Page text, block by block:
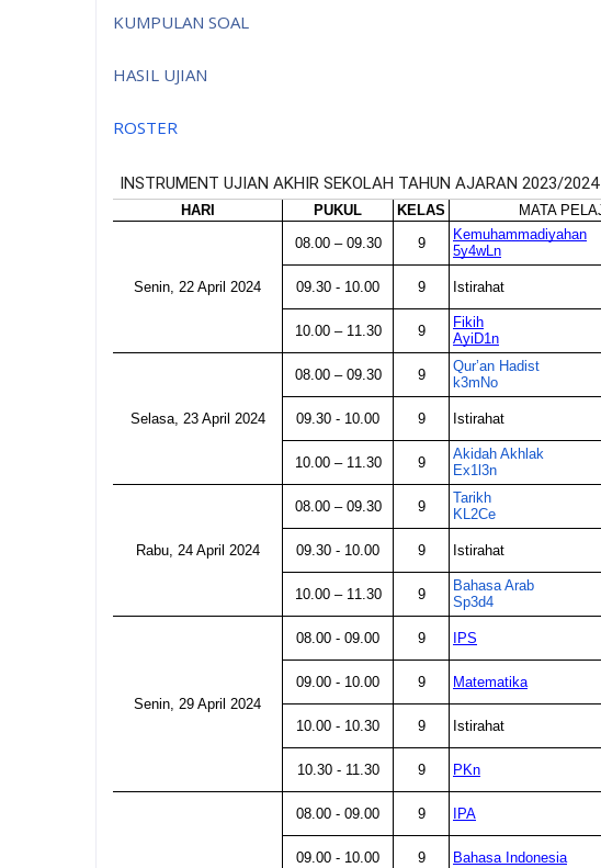
KUMPULAN SOAL
HASIL UJIAN
ROSTER